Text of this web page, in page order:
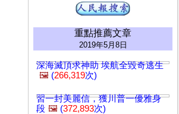
重點推薦文章
2019年5月8日
深海滅頂求神助 埃航全毀奇逃生
🖼️ (266,319次)
習一封美麗信，獲川普一優雅身
段 🖼️ (372,893次)